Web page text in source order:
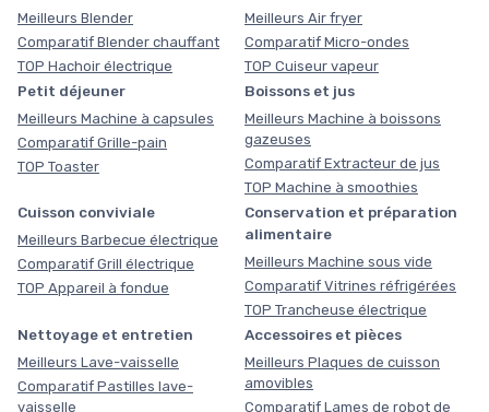
Meilleurs Blender
Comparatif Blender chauffant
TOP Hachoir électrique
Meilleurs Air fryer
Comparatif Micro-ondes
TOP Cuiseur vapeur
Petit déjeuner
Meilleurs Machine à capsules
Comparatif Grille-pain
TOP Toaster
Boissons et jus
Meilleurs Machine à boissons
gazeuses
Comparatif Extracteur de jus
TOP Machine à smoothies
Cuisson conviviale
Meilleurs Barbecue électrique
Comparatif Grill électrique
TOP Appareil à fondue
Conservation et préparation
alimentaire
Meilleurs Machine sous vide
Comparatif Vitrines réfrigérées
TOP Trancheuse électrique
Nettoyage et entretien
Meilleurs Lave-vaisselle
Comparatif Pastilles lave-
vaisselle
Accessoires et pièces
Meilleurs Plaques de cuisson
amovibles
Comparatif Lames de robot de